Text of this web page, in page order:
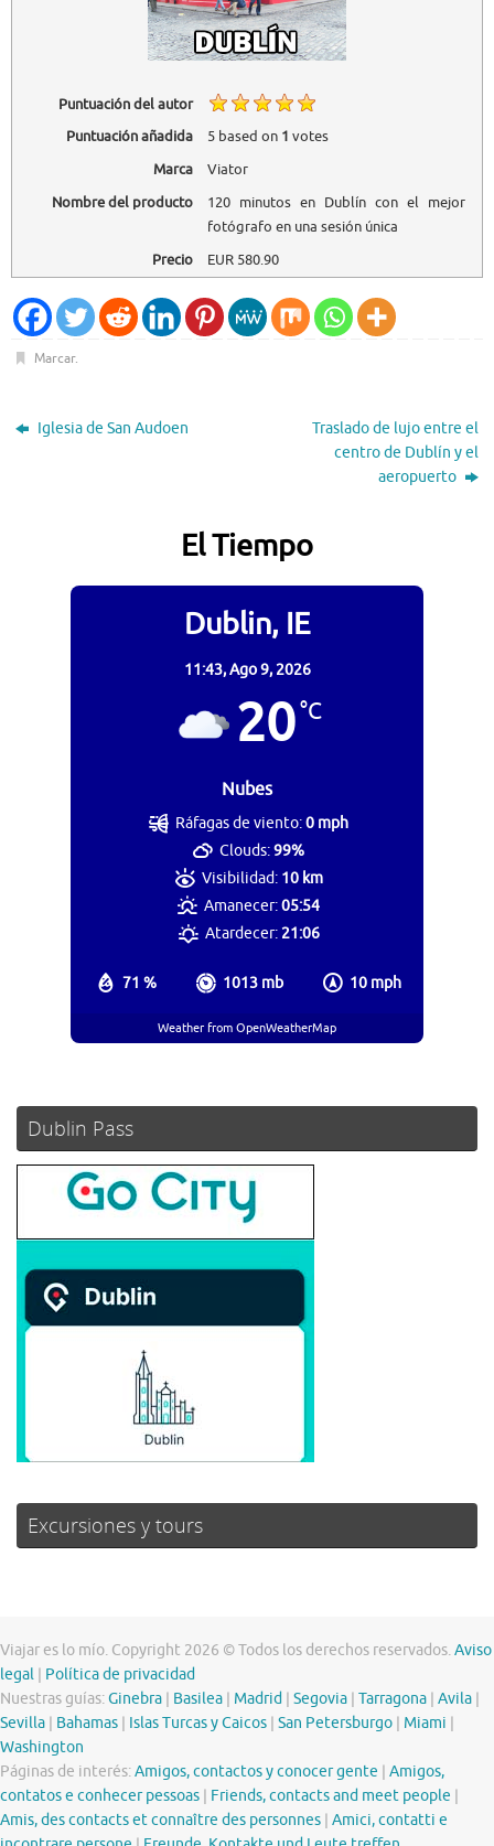
Puntuación del autor
Puntuación añadida
5based on 1 votes
Marca
Viator
Nombre del producto
120 minutos en Dublín con el mejor
fotógrafo en una sesión única
Precio
EUR580.90
Marcar.
Iglesia de San Audoen
Traslado de lujo entre el
centro de Dublín y el
aeropuerto
El Tiempo
Dublin, IE
11:43,Ago 9, 2026
20°C
Nubes
71 % 1013 mb 10 mph
Ráfagas de viento:0 mph
Clouds:99%
Visibilidad: 10 km
Amanecer:05:54
Atardecer:21:06
Weather from OpenWeatherMap
Dublin Pass
Excursiones y tours
Viajar es lo mío. Copyright 2026 © Todos los derechos reservados.Aviso
legal
Política de privacidad
Nuestras guías:Ginebra Basilea Madrid Segovia Tarragona Avila
Sevilla
Bahamas Islas Turcas y Caicos San Petersburgo Miami
Washington
Páginas de interés:Amigos, contactos y conocer gente
Amigos,
contatos e conhecer pessoas
Friends, contacts and meet people
Amis, des contacts et connaître des personnes Amici, contatti e